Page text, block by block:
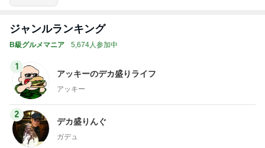
ジャンルランキング
B級グルメマニア 5,674人参加中
1
アッキーのデカ盛りライフ
アッキー
2
デカ盛りんぐ
ガデュ